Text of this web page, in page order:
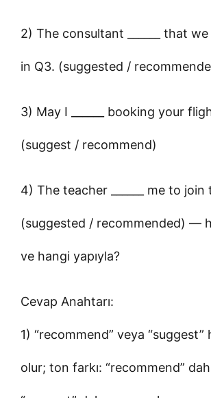
2) The consultant ______ that
in Q3. (suggested /
3) May I ______ booking your
(suggest / recommend)
4) The teacher ______ me to join
(suggested / recommended) —
ve hangi yapıyla?
Cevap Anahtarı:
1) “recommend” veya “suggest”
olur; ton farkı: “recommend”